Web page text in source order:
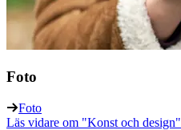
Foto
Foto
Läs vidare om "Konst och design"